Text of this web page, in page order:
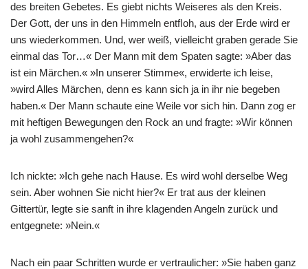
des breiten Gebetes. Es giebt nichts Weiseres als den Kreis.
Der Gott, der uns in den Himmeln entﬂoh, aus der Erde wird er
uns wiederkommen. Und, wer weiß, vielleicht graben gerade Sie
einmal das Tor…« Der Mann mit dem Spaten sagte: »Aber das
ist ein Märchen.« »In unserer Stimme«, erwiderte ich leise,
»wird Alles Märchen, denn es kann sich ja in ihr nie begeben
haben.« Der Mann schaute eine Weile vor sich hin. Dann zog er
mit heftigen Bewegungen den Rock an und fragte: »Wir können
ja wohl zusammengehen?«
Ich nickte: »Ich gehe nach Hause. Es wird wohl derselbe Weg
sein. Aber wohnen Sie nicht hier?« Er trat aus der kleinen
Gittertür, legte sie sanft in ihre klagenden Angeln zurück und
entgegnete: »Nein.«
Nach ein paar Schritten wurde er vertraulicher: »Sie haben ganz